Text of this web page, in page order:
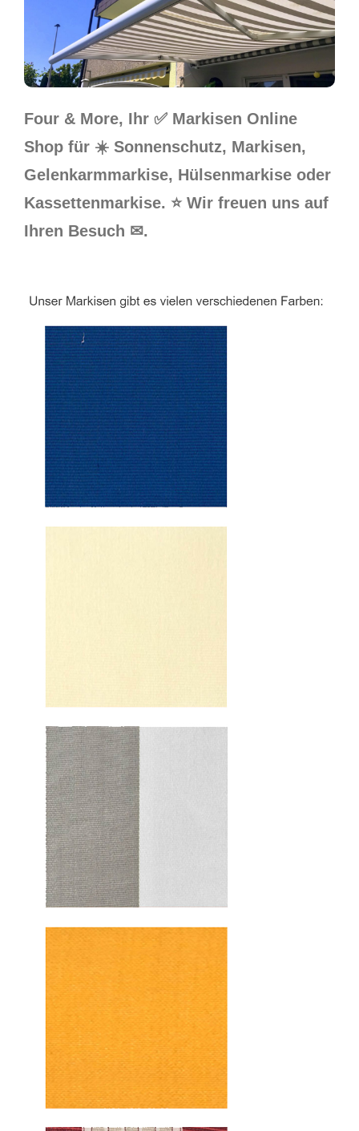
Four & More, Ihr ✅ Markisen Online
Shop für ☀️ Sonnenschutz, Markisen,
Gelenkarmmarkise, Hülsenmarkise oder
Kassettenmarkise. ⭐ Wir freuen uns auf
Ihren Besuch ✉.